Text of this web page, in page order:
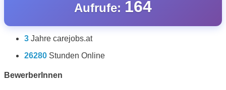
Aufrufe: 164
3 Jahre carejobs.at
26280 Stunden Online
BewerberInnen